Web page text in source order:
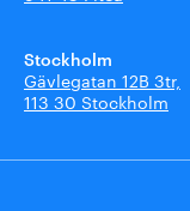
Stockholm
Gävlegatan 12B 3tr,
113 30 Stockholm